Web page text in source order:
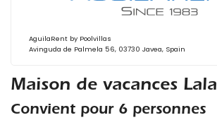
Maison de vacances
Convient pour 6 personnes
AguilaRent by Poolvillas
Avinguda de Palmela 56, 03730 Javea, Spain